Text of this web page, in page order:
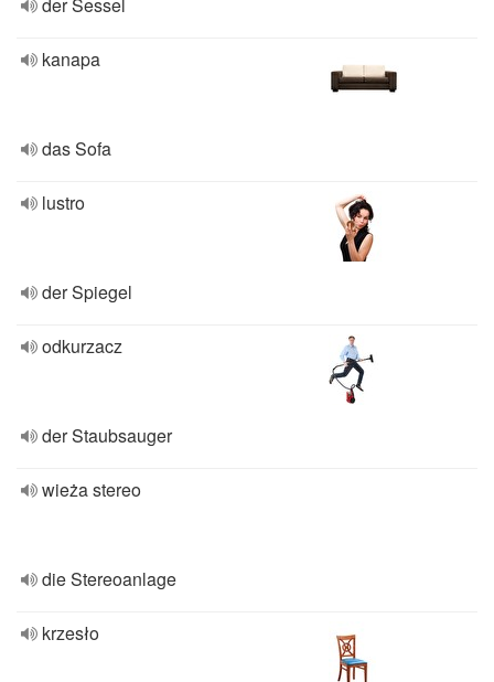
kanapa
das Sofa
lustro
der Spiegel
odkurzacz
der Staubsauger
wieża stereo
die Stereoanlage
krzesło